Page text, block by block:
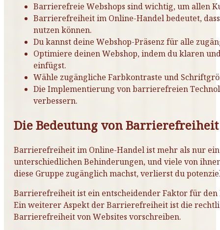
Barrierefreie Webshops sind wichtig, um allen
Barrierefreiheit im Online-Handel bedeutet,
nutzen können.
Du kannst deine Webshop-Präsenz für alle
Optimiere deinen Webshop, indem du klaren
einfügst.
Wähle zugängliche Farbkontraste und
Die Implementierung von barrierefreien
verbessern.
Die Bedeutung von
Barrierefreiheit im Online-Handel ist mehr als nur
unterschiedlichen Behinderungen, und viele von
diese Gruppe zugänglich machst, verlierst du
Barrierefreiheit ist ein entscheidender Faktor für
Ein weiterer Aspekt der Barrierefreiheit ist die
Barrierefreiheit von Websites vorschreiben.